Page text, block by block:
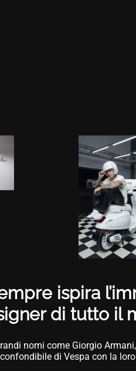
ispira
di tutto il
nomi come Giorgio
di Vespa con la